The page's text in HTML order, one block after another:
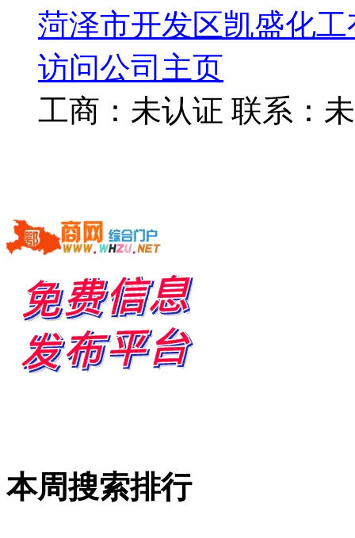
菏泽市开发区凯盛化
访问公司主页
工商： 未认证 联系：
本周搜索排行